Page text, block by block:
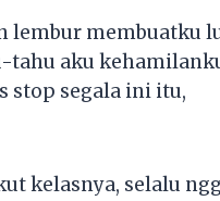
lembur membuatku
tahu aku
stop segala ini itu,
kelasnya, selalu